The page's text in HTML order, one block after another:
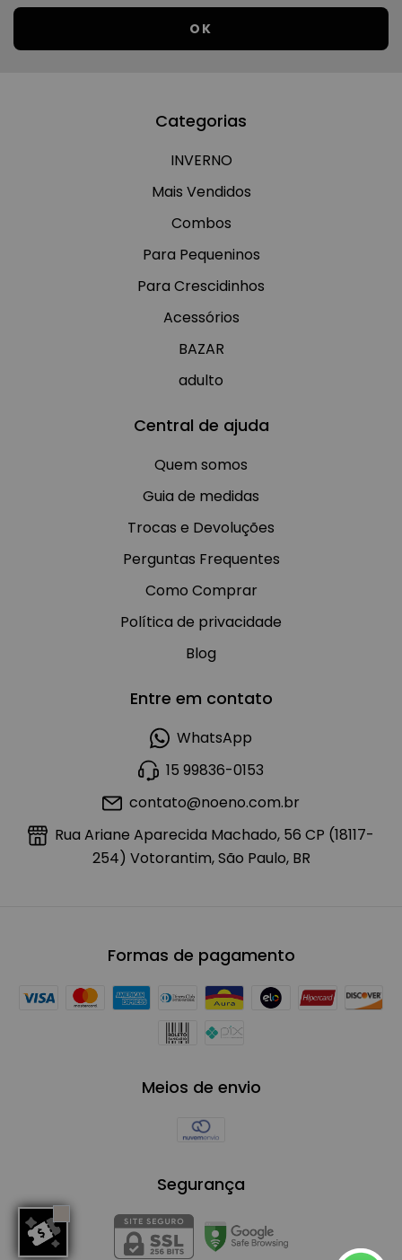
Categorias
INVERNO
Mais Vendidos
Combos
Para Pequeninos
Para Crescidinhos
Acessórios
BAZAR
adulto
Central de ajuda
Quem somos
Guia de medidas
Trocas e Devoluções
Perguntas Frequentes
Como Comprar
Política de privacidade
Blog
Entre em contato
WhatsApp
15 99836-0153
contato@noeno.com.br
Rua Ariane Aparecida Machado, 56 CP (18117-
254) Votorantim, São Paulo, BR
Formas de pagamento
Meios de envio
Segurança